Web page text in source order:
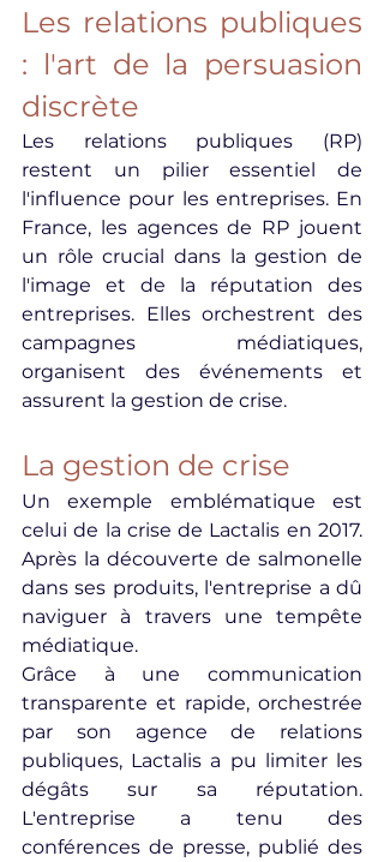
Les relations publiques
: l'art de la persuasion
discrète
Les relations publiques (RP)
restent un pilier essentiel de
l'influence pour les entreprises. En
France, les agences de RP jouent
un rôle crucial dans la gestion de
l'image et de la réputation des
entreprises. Elles orchestrent des
campagnes médiatiques,
organisent des événements et
assurent la gestion de crise.
La gestion de crise
Un exemple emblématique est
celui de la crise de Lactalis en 2017.
Après la découverte de salmonelle
dans ses produits, l'entreprise a dû
naviguer à travers une tempête
médiatique.
Grâce à une communication
transparente et rapide, orchestrée
par son agence de relations
publiques, Lactalis a pu limiter les
dégâts sur sa réputation.
L'entreprise a tenu des
conférences de presse, publié des